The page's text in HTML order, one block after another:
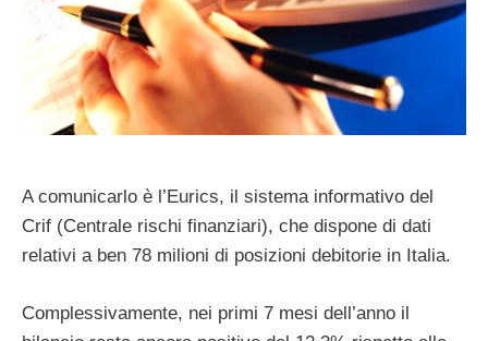
A comunicarlo è l’Eurics, il sistema informativo del
Crif (Centrale rischi finanziari), che dispone di dati
relativi a ben 78 milioni di posizioni debitorie in Italia.
Complessivamente, nei primi 7 mesi dell’anno il